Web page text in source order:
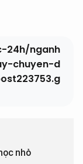
24h/nganh
chuyen-d
nhỏ